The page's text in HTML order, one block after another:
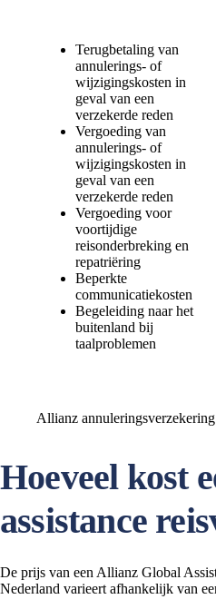
Terugbetaling van
annulerings- of
wijzigingskosten in
geval van een
verzekerde reden
Vergoeding van
annulerings- of
wijzigingskosten in
geval van een
verzekerde reden
Vergoeding voor
voortijdige
reisonderbreking en
repatriëring
Beperkte
communicatiekosten
Begeleiding naar het
buitenland bij
taalproblemen
Allianz annuleringsverzekering
Hoeveel kost
assistance
De prijs van een Allianz Global
Nederland varieert afhankelijk van